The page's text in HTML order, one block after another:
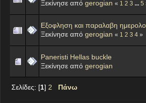
Ξεκίνησε από gerogian « 1 2 3 ... 5
Eξοφληση και παραλαβη
Ξεκίνησε από gerogian « 1 2 3 4 »
Paneristi Hellas buckle
Ξεκίνησε από gerogian
Σελίδες: [1] 2 Πάνω